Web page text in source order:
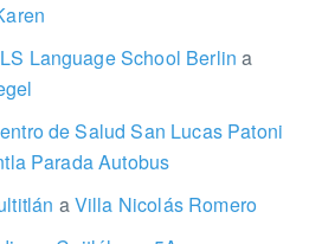
Language School Berlina
de Salud San Lucas Patoni
Parada Autobus
aVilla Nicolás Romero